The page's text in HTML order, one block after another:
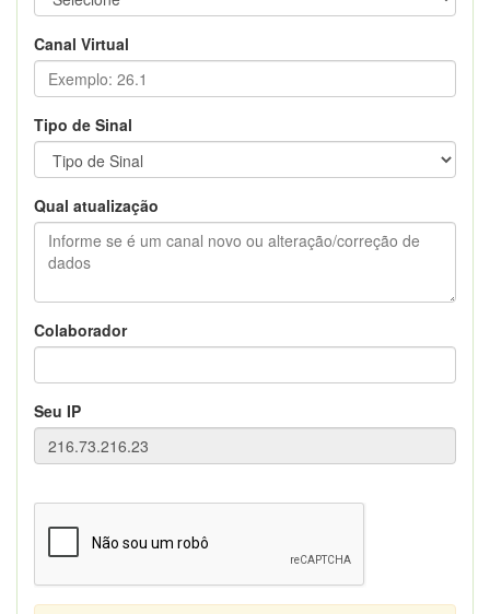
Canal Virtual
Tipo de Sinal
Qual atualização
Colaborador
Seu IP